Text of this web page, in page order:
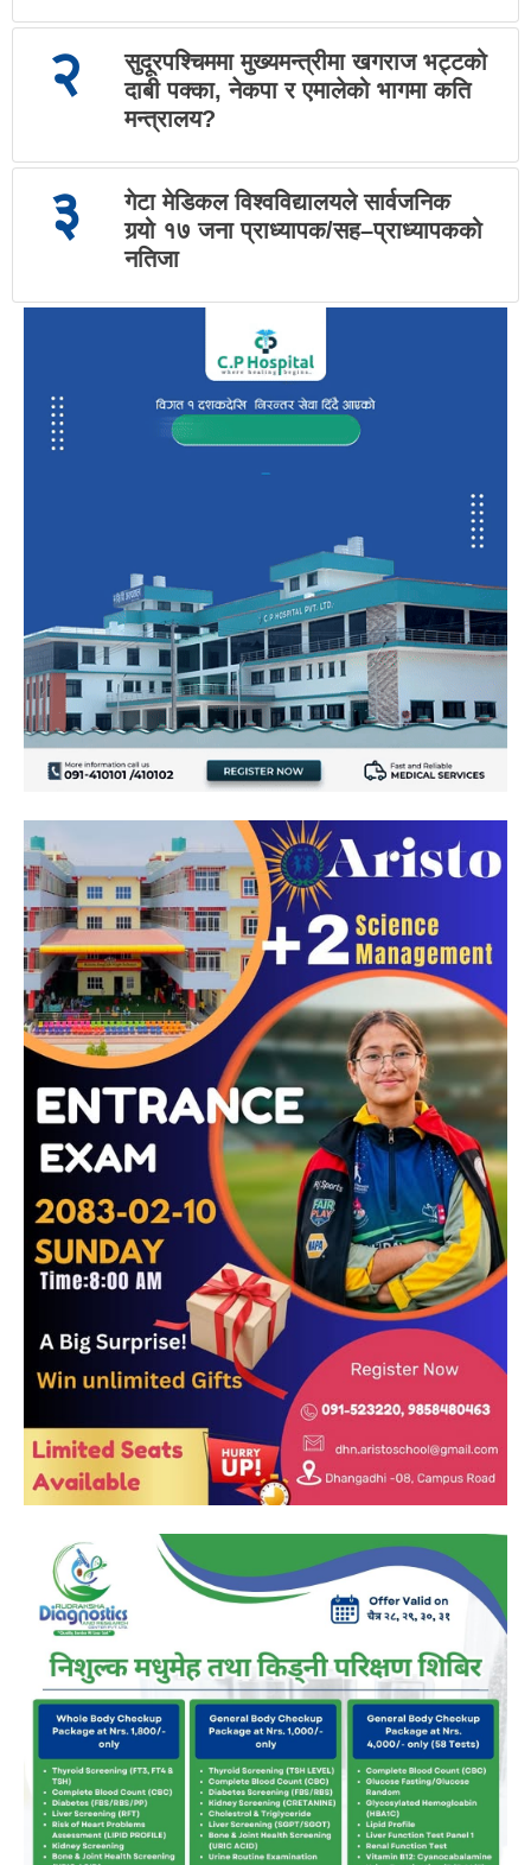
२
सुदूरपश्चिममा मुख्यमन्त्रीमा खगराज भट्टको
दाबी पक्का, नेकपा र एमालेको भागमा कति
मन्त्रालय?
३
गेटा मेडिकल विश्वविद्यालयले सार्वजनिक
गर्‍यो १७ जना प्राध्यापक/सह–प्राध्यापकको
नतिजा